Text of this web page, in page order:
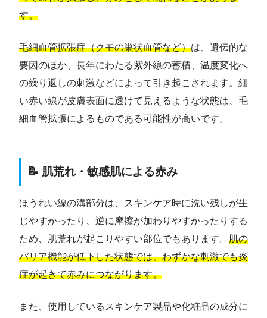
す。
毛細血管拡張症（クモの巣状血管など）は、遺伝的な
要因のほか、長年にわたる紫外線の蓄積、温度変化へ
の繰り返しの刺激などによって引き起こされます。細
い赤い線が皮膚表面に透けて見えるような状態は、毛
細血管拡張によるものである可能性が高いです。
📝 肌荒れ・敏感肌による赤み
ほうれい線の溝部分は、スキンケア時に洗い残しが生
じやすかったり、逆に摩擦が加わりやすかったりする
ため、肌荒れが起こりやすい部位でもあります。 肌の
バリア機能が低下した状態では、わずかな刺激でも炎
症が起きて赤みにつながります。
また、使用しているスキンケア製品や化粧品の成分に